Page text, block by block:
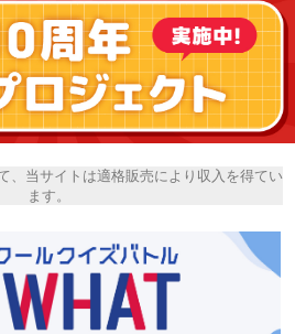
、当サイトは適格販売により収入を得てい
ます。